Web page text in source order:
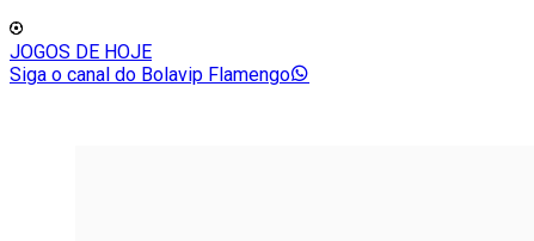
JOGOS DE HOJE
Siga o canal do Bolavip Flamengo